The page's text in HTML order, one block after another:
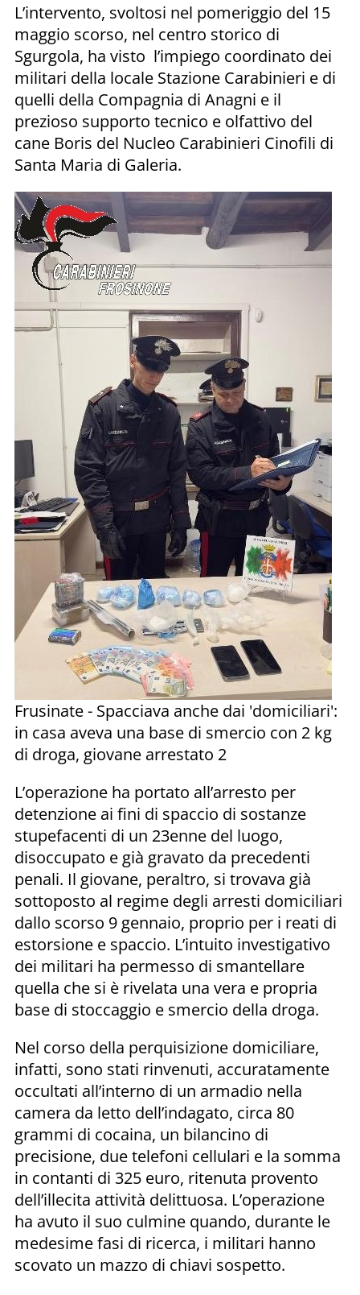
L’intervento, svoltosi nel pomeriggio del 15
maggio scorso, nel centro storico di
Sgurgola, ha visto l’impiego coordinato dei
militari della locale Stazione Carabinieri e di
quelli della Compagnia di Anagni e il
prezioso supporto tecnico e olfattivo del
cane Boris del Nucleo Carabinieri Cinofili di
Santa Maria di Galeria.
Frusinate - Spacciava anche dai 'domiciliari':
in casa aveva una base di smercio con 2 kg
di droga, giovane arrestato 2
L’operazione ha portato all’arresto per
detenzione ai fini di spaccio di sostanze
stupefacenti di un 23enne del luogo,
disoccupato e già gravato da precedenti
penali. Il giovane, peraltro, si trovava già
sottoposto al regime degli arresti domiciliari
dallo scorso 9 gennaio, proprio per i reati di
estorsione e spaccio. L’intuito investigativo
dei militari ha permesso di smantellare
quella che si è rivelata una vera e propria
base di stoccaggio e smercio della droga.
Nel corso della perquisizione domiciliare,
infatti, sono stati rinvenuti, accuratamente
occultati all’interno di un armadio nella
camera da letto dell’indagato, circa 80
grammi di cocaina, un bilancino di
precisione, due telefoni cellulari e la somma
in contanti di 325 euro, ritenuta provento
dell’illecita attività delittuosa. L’operazione
ha avuto il suo culmine quando, durante le
medesime fasi di ricerca, i militari hanno
scovato un mazzo di chiavi sospetto.